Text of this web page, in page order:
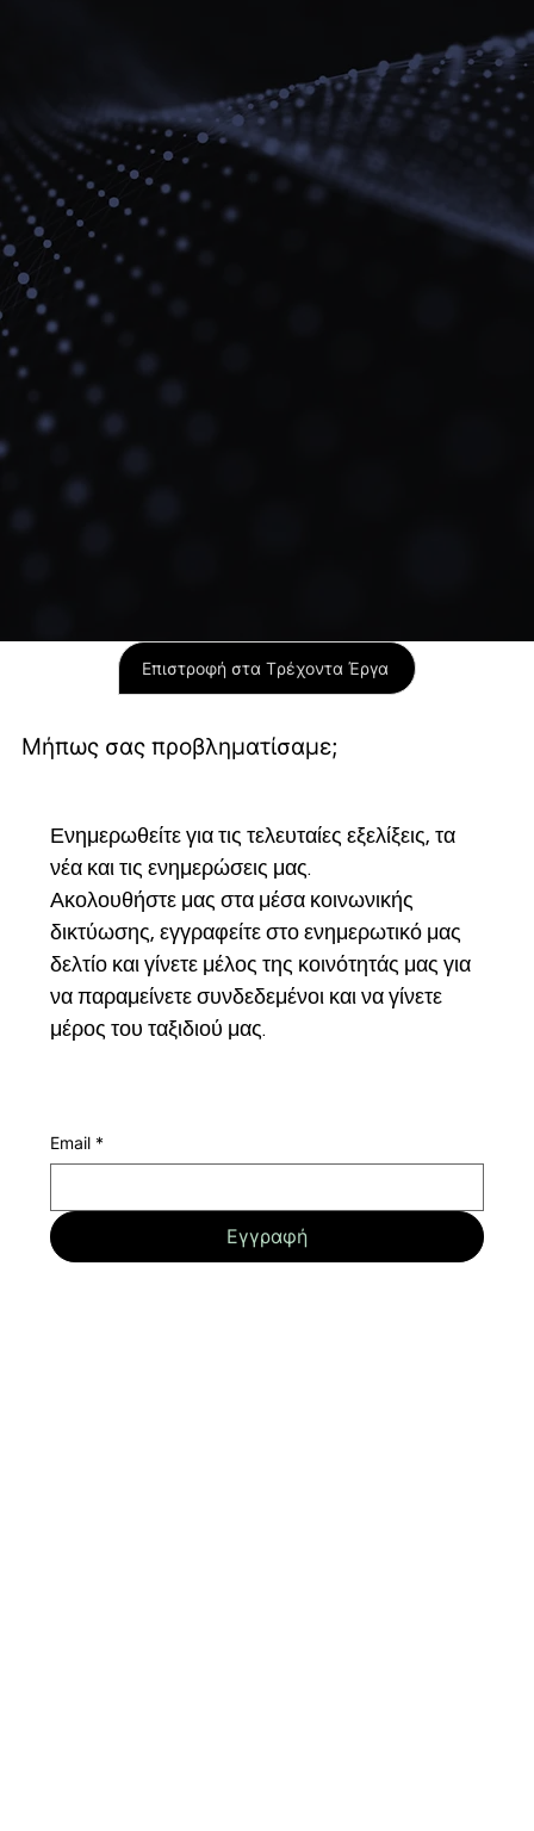
Επιστροφή στα Tρέχοντα Έργα
Μήπως σας προβληματίσαμε;
Ενημερωθείτε για τις τελευταίες εξελίξεις, τα
νέα και τις ενημερώσεις μας.
Ακολουθήστε μας στα μέσα κοινωνικής
δικτύωσης, εγγραφείτε στο ενημερωτικό μας
δελτίο και γίνετε μέλος της κοινότητάς μας για
να παραμείνετε συνδεδεμένοι και να γίνετε
μέρος του ταξιδιού μας.
Email *
Εγγραφή